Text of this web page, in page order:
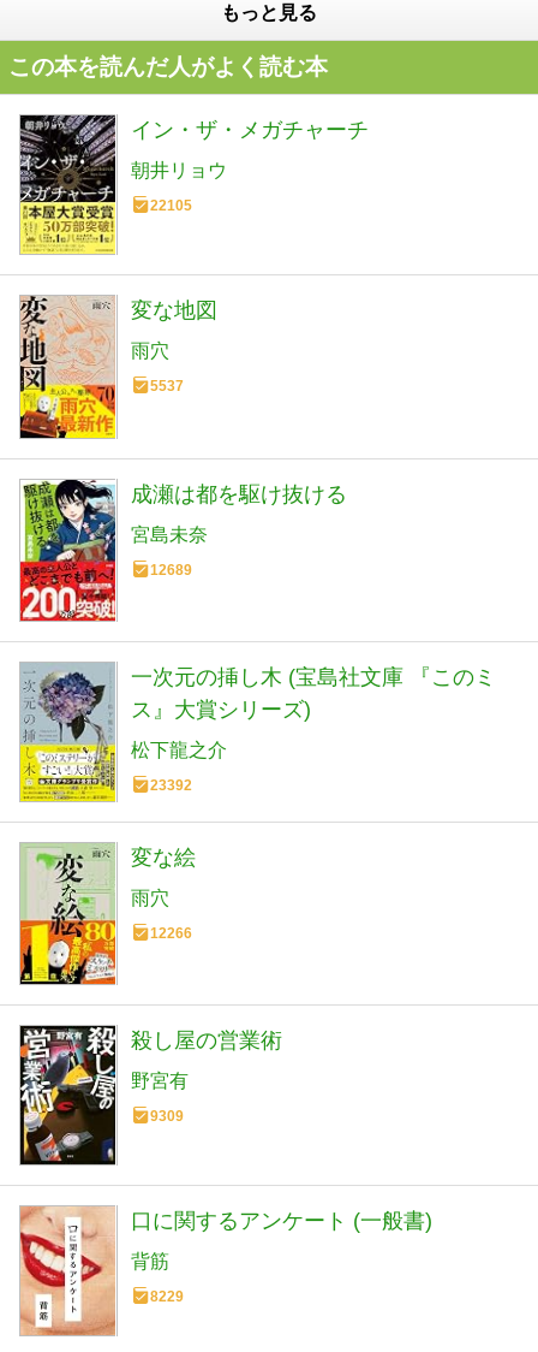
もっと見る
この本を読んだ人がよく読む本
イン・ザ・メガチャーチ
朝井リョウ
22105
変な地図
雨穴
5537
成瀬は都を駆け抜ける
宮島未奈
12689
一次元の挿し木 (宝島社文庫 『このミ
ス』大賞シリーズ)
松下龍之介
23392
変な絵
雨穴
12266
殺し屋の営業術
野宮有
9309
口に関するアンケート (一般書)
背筋
8229